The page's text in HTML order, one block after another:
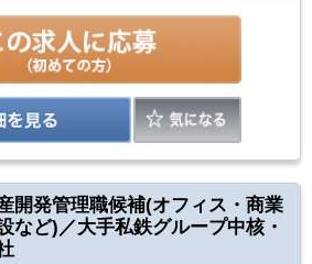
開発管理職候補(オフィス・商業
など)／大手私鉄グループ中核・